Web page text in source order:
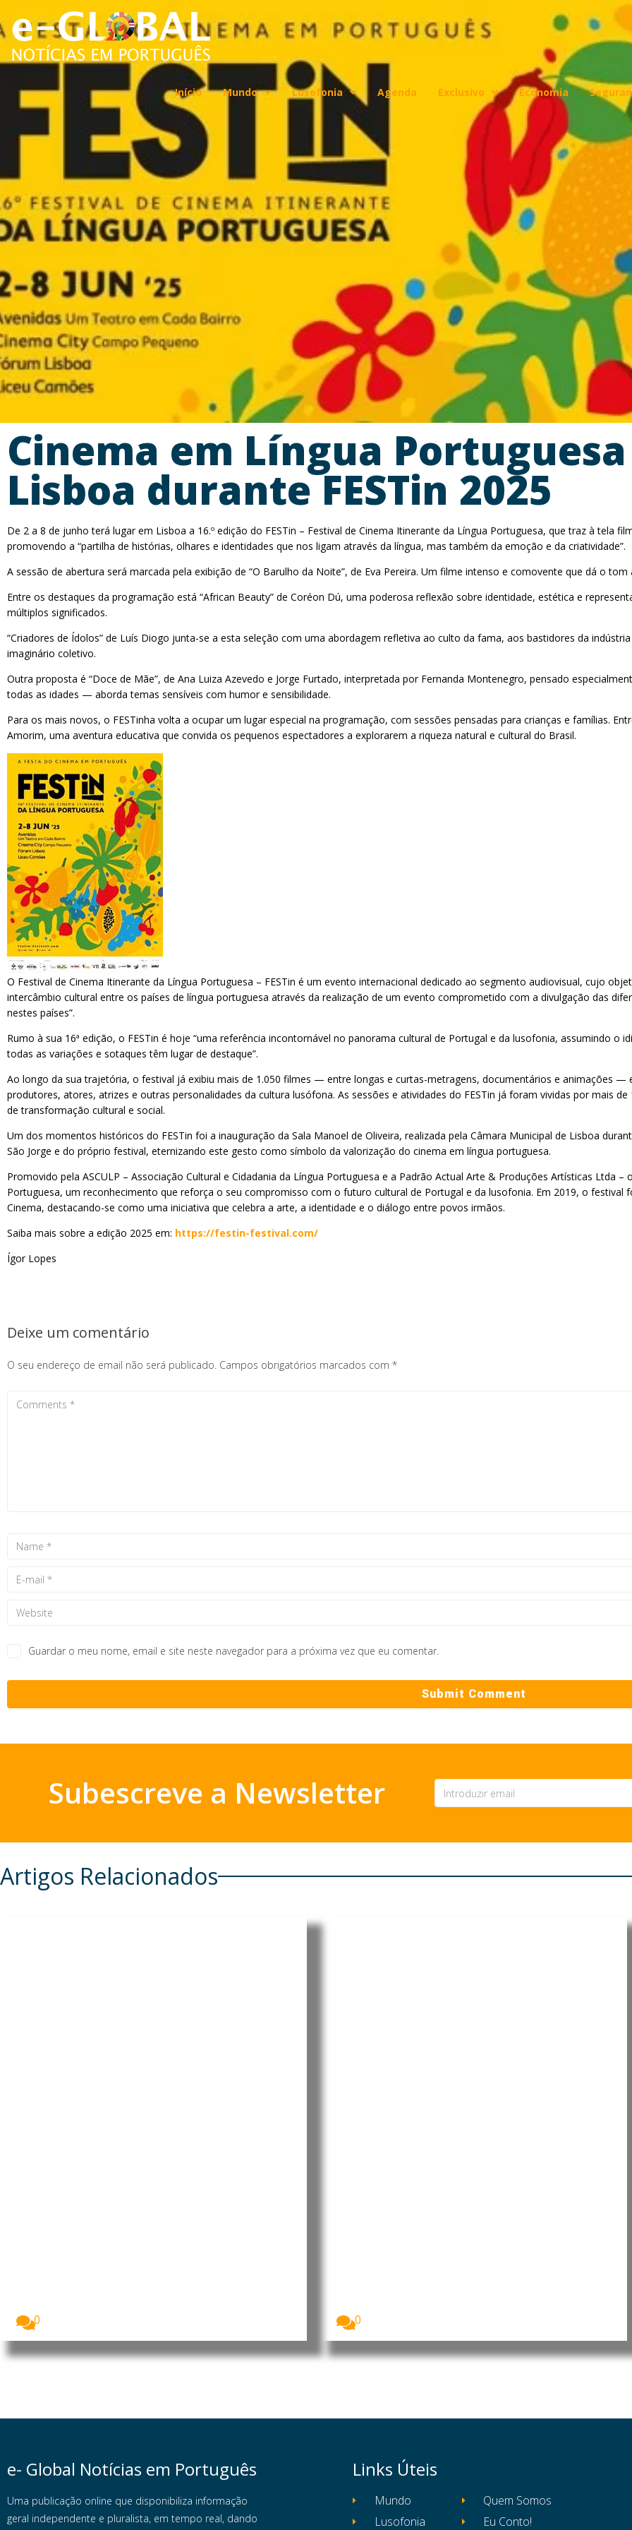
Início Mundo Lusofonia Agenda Exclusivo Economia
Cinema em Língua
Lisboa durante FESTin 2025
De 2 a 8 de junho terá lugar em Lisboa a 16.º edição do FESTin – Festival de Cinema Itinerante da Língua Portuguesa, que traz à tela
promovendo a “partilha de histórias, olhares e identidades que nos ligam através da língua, mas também da emoção e da criatividade”.
A sessão de abertura será marcada pela exibição de “O Barulho da Noite”, de Eva Pereira. Um filme intenso e comovente que dá o
Entre os destaques da programação está “African Beauty” de Coréon Dú, uma poderosa reflexão sobre identidade, estética e
múltiplos significados.
“Criadores de Ídolos” de Luís Diogo junta-se a esta seleção com uma abordagem refletiva ao culto da fama, aos bastidores da
imaginário coletivo.
Outra proposta é “Doce de Mãe”, de Ana Luiza Azevedo e Jorge Furtado, interpretada por Fernanda Montenegro, pensado
todas as idades — aborda temas sensíveis com humor e sensibilidade.
Para os mais novos, o FESTinha volta a ocupar um lugar especial na programação, com sessões pensadas para crianças e famílias.
Amorim, uma aventura educativa que convida os pequenos espectadores a explorarem a riqueza natural e cultural do Brasil.
O Festival de Cinema Itinerante da Língua Portuguesa – FESTin é um evento internacional dedicado ao segmento audiovisual, cujo
intercâmbio cultural entre os países de língua portuguesa através da realização de um evento comprometido com a divulgação das
nestes países”.
Rumo à sua 16ª edição, o FESTin é hoje “uma referência incontornável no panorama cultural de Portugal e da lusofonia, assumindo o
todas as variações e sotaques têm lugar de destaque”.
Ao longo da sua trajetória, o festival já exibiu mais de 1.050 filmes — entre longas e curtas-metragens, documentários e animações —
produtores, atores, atrizes e outras personalidades da cultura lusófona. As sessões e atividades do FESTin já foram vividas por mais
de transformação cultural e social.
Um dos momentos históricos do FESTin foi a inauguração da Sala Manoel de Oliveira, realizada pela Câmara Municipal de Lisboa
São Jorge e do próprio festival, eternizando este gesto como símbolo da valorização do cinema em língua portuguesa.
Promovido pela ASCULP – Associação Cultural e Cidadania da Língua Portuguesa e a Padrão Actual Arte & Produções Artísticas Ltda
Portuguesa, um reconhecimento que reforça o seu compromisso com o futuro cultural de Portugal e da lusofonia. Em 2019, o
Cinema, destacando-se como uma iniciativa que celebra a arte, a identidade e o diálogo entre povos irmãos.
Saiba mais sobre a edição 2025 em: https://festin-festival.com/
Ígor Lopes
Deixe um comentário
O seu endereço de email não será publicado. Campos obrigatórios marcados com *
Guardar o meu nome, email e site neste navegador para a próxima vez que eu comentar.
Subescreve a Newsletter
Artigos Relacionados
0
0
e- Global Notícias em Português
Uma publicação online que disponibiliza informação
geral independente e pluralista, em tempo real, dando
Links Úteis
Mundo
Lusofonia
Quem Somos
Eu Conto!